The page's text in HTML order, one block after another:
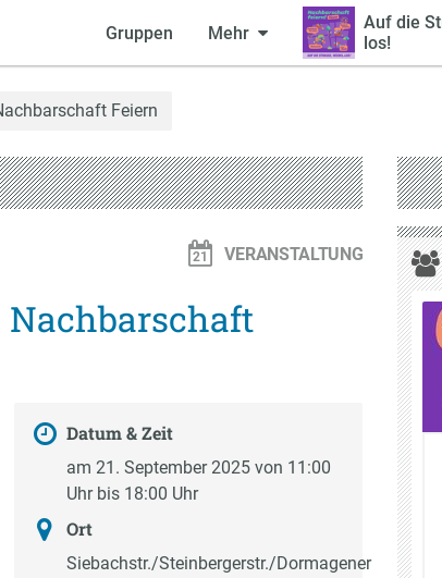
Gruppen Mehr
Auf die
los!
Feiern
VERANSTALTUNG
Nachbarschaft
Datum & Zeit
am 21. September 2025 von 11:00
Uhr bis 18:00 Uhr
Ort
Siebachstr./Steinbergerstr./Dormagener